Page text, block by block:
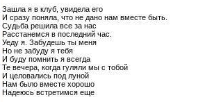
Зашла я в клуб, увидела его
И сразу поняла, что не дано нам вместе быть.
Судьба решила все за нас
Расстанемся в последний час.
Уеду я. Забудешь ты меня
Но не забуду я тебя
И буду помнить я всегда
Те вечера, когда гуляли мы с тобой
И целовались под луной
Нам было вместе хорошо
Надеюсь встретимся еще